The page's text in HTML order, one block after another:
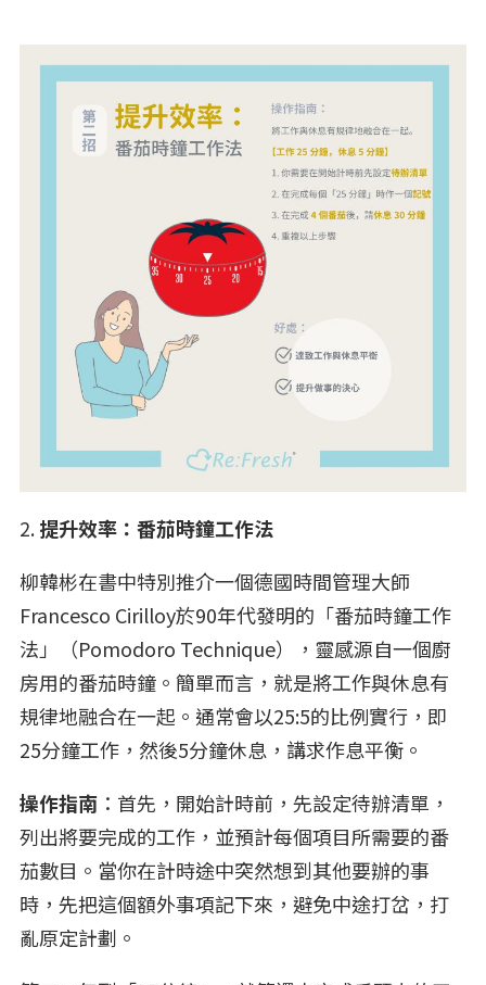
2.提升效率：番茄時鐘工作法
柳韓彬在書中特別推介一個德國時間管理大師
Francesco Cirilloy於90年代發明的「番茄時鐘工作
法」（Pomodoro Technique），靈感源自一個廚
房用的番茄時鐘。簡單而言，就是將工作與休息有
規律地融合在一起。通常會以25:5的比例實行，即
25分鐘工作，然後5分鐘休息，講求作息平衡。
操作指南 ：首先，開始計時前，先設定待辦清單，
列出將要完成的工作，並預計每個項目所需要的番
茄數目。當你在計時途中突然想到其他要辦的事
時，先把這個額外事項記下來，避免中途打岔，打
亂原定計劃。